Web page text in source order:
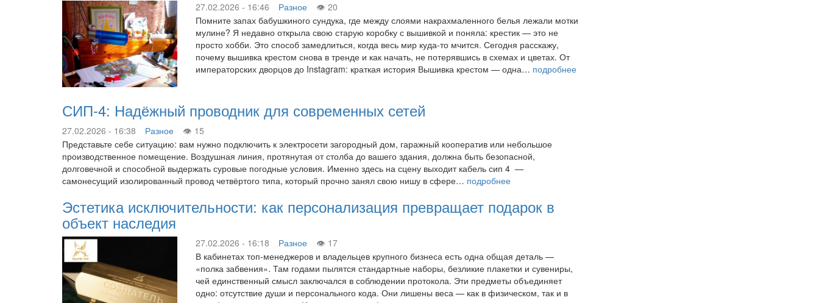
27.02.2026 - 16:46 Разное
20
Помните запах бабушкиного сундука, где между слоями накрахмаленного белья лежали мотки
мулине? Я недавно открыла свою старую коробку с вышивкой и поняла: крестик — это не
просто хобби. Это способ замедлиться, когда весь мир куда-то мчится. Сегодня расскажу,
почему вышивка крестом снова в тренде и как начать, не потерявшись в схемах и цветах. От
императорских дворцов до Instagram: краткая история Вышивка крестом — одна… подробнее
СИП-4: Надёжный проводник для современных сетей
27.02.2026 - 16:38 Разное
15
Представьте себе ситуацию: вам нужно подключить к электросети загородный дом, гаражный кооператив или небольшое
производственное помещение. Воздушная линия, протянутая от столба до вашего здания, должна быть безопасной,
долговечной и способной выдержать суровые погодные условия. Именно здесь на сцену выходит кабель сип 4 —
самонесущий изолированный провод четвёртого типа, который прочно занял свою нишу в сфере… подробнее
Эстетика исключительности: как персонализация превращает подарок в
объект наследия
27.02.2026 - 16:18 Разное
17
В кабинетах топ-менеджеров и владельцев крупного бизнеса есть одна общая деталь —
«полка забвения». Там годами пылятся стандартные наборы, безликие плакетки и сувениры,
чей единственный смысл заключался в соблюдении протокола. Эти предметы объединяет
одно: отсутствие души и персонального кода. Они лишены веса — как в физическом, так и в